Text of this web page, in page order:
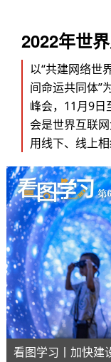
2022年世
以“共建网络
间命运共同体”
峰会，11月9日
会是世界互联
用线下、线上相
看图学习丨加快建